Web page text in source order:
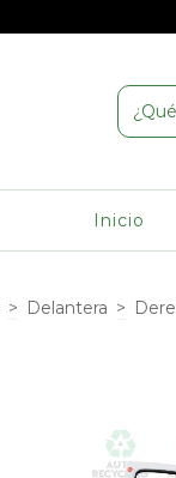
Inicio
> Delantera >